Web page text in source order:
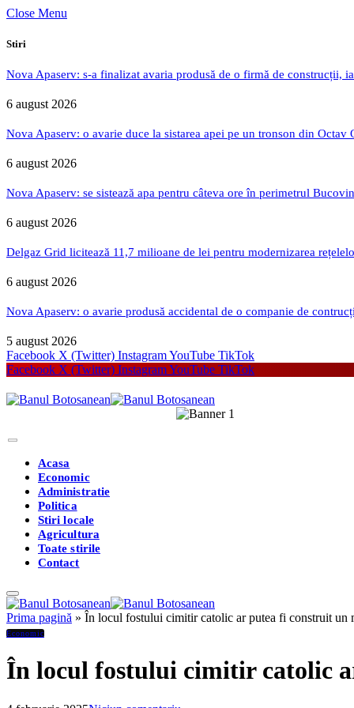
Close Menu
Stiri
Nova Apaserv: s-a finalizat avaria produsă de o firmă de construcții,
6 august 2026
Nova Apaserv: o avarie duce la sistarea apei pe un tronson din Octav
6 august 2026
Nova Apaserv: se sistează apa pentru câteva ore în perimetrul
6 august 2026
Delgaz Grid licitează 11,7 milioane de lei pentru modernizarea
6 august 2026
Nova Apaserv: o avarie produsă accidental de o companie de
5 august 2026
Facebook X (Twitter) InstagramYouTube TikTok
Facebook X (Twitter) InstagramYouTube TikTok
Acasa
Economic
Administratie
Politica
Stiri locale
Agricultura
Toate stirile
Contact
Prima pagină » În locul fostului cimitir catolic ar putea fi construit un
Economic
În locul fostului cimitir catolic